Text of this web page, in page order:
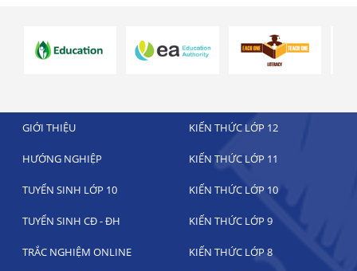
GIỚI THIỆU KIẾN THỨC LỚP 12
HƯỚNG NGHIỆP KIẾN THỨC LỚP 11
TUYỂN SINH LỚP 10 KIẾN THỨC LỚP 10
TUYỂN SINH CĐ - ĐH KIẾN THỨC LỚP 9
TRẮC NGHIỆM ONLINE KIẾN THỨC LỚP 8